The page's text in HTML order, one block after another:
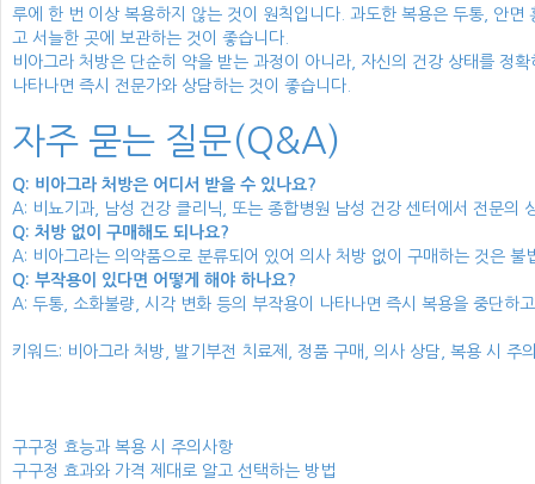
루에 한 번 이상 복용하지 않는 것이 원칙입니다. 과도한 복용은 두통, 안
고 서늘한 곳에 보관하는 것이 좋습니다.
비아그라 처방은 단순히 약을 받는 과정이 아니라, 자신의 건강 상태를 정
나타나면 즉시 전문가와 상담하는 것이 좋습니다.
자주 묻는 질문(Q&A)
Q: 비아그라 처방은 어디서 받을 수 있나요?
A: 비뇨기과, 남성 건강 클리닉, 또는 종합병원 남성 건강 센터에서 전문의
Q: 처방 없이 구매해도 되나요?
A: 비아그라는 의약품으로 분류되어 있어 의사 처방 없이 구매하는 것은 불
Q: 부작용이 있다면 어떻게 해야 하나요?
A: 두통, 소화불량, 시각 변화 등의 부작용이 나타나면 즉시 복용을 중단하
키워드: 비아그라 처방, 발기부전 치료제, 정품 구매, 의사 상담, 복용 시 주
구구정 효능과 복용 시 주의사항
구구정 효과와 가격 제대로 알고 선택하는 방법